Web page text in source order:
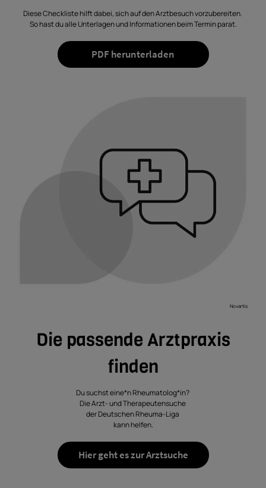
Diese Checkliste hilft dabei, sich auf den Arztbesuch vorzubereiten.
So hast du alle Unterlagen und Informationen beim Termin parat.
PDF herunterladen
Novartis
Die passende Arztpraxis
finden
Du suchst eine*n Rheumatolog*in?
Die Arzt- und Therapeutensuche
der Deutschen Rheuma-Liga
kann helfen.
Hier geht es zur Arztsuche